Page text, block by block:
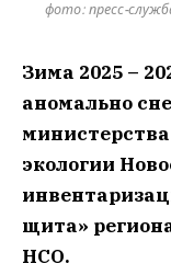
фото: пресс-
Зима 2025 –
аномально
экологии
щита»
НСО.